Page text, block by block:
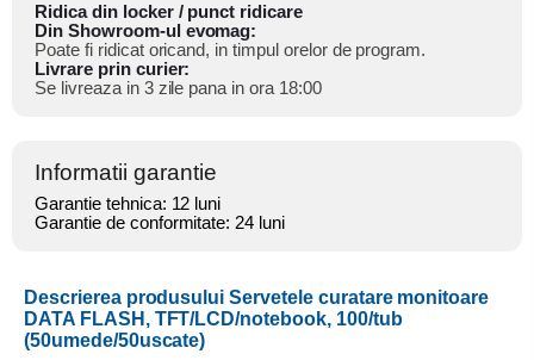
Ridica din locker / punct ridicare
Din Showroom-ul evomag:
Poate fi ridicat oricand, in timpul orelor de program.
Livrare prin curier:
Se livreaza in 3 zile pana in ora 18:00
Informatii garantie
Garantie tehnica: 12 luni
Garantie de conformitate: 24 luni
Descrierea produsului Servetele curatare monitoare
DATA FLASH, TFT/LCD/notebook, 100/tub
(50umede/50uscate)